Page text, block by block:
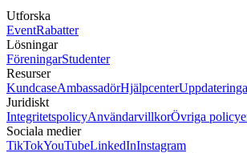
Utforska
EventRabatter
Lösningar
FöreningarStudenter
Resurser
KundcaseAmbassadörHjälpcenter
Juridiskt
IntegritetspolicyAnvändarvillkorÖvriga
Sociala medier
TikTokYouTubeLinkedInInstagram